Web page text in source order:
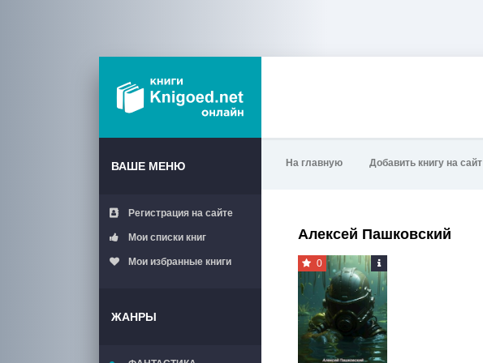
ВАШЕ МЕНЮ
Регистрация на сайте
Мои списки книг
Мои избранные книги
ЖАНРЫ
На главную Добавить книгу на сайт
Алексей Пашковский
0